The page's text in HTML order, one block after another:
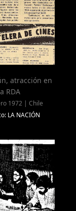
atracción en
RDA
1972 | Chile
LA NACIÓN